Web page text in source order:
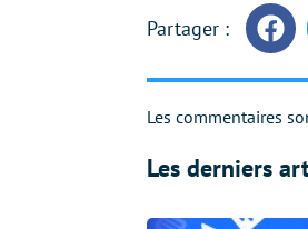
Les commentaires
Les derniers